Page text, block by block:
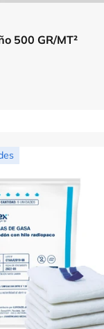
500 GR/MT²